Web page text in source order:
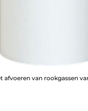
van rookgassen